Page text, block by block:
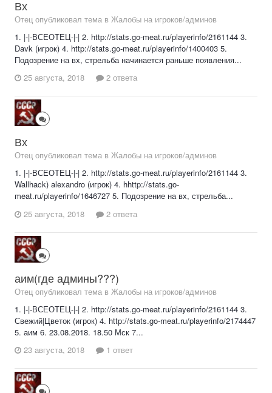
Вх
Отец опубликовал тема в Жалобы на игроков/админов
1. |-|-ВСЕОТЕЦ-|-| 2. http://stats.go-meat.ru/playerinfo/2161144 3.
Davk (игрок) 4. http://stats.go-meat.ru/playerinfo/1400403 5.
Подозрение на вх, стрельба начинается раньше появления...
25 августа, 2018
2 ответа
Вх
Отец опубликовал тема в Жалобы на игроков/админов
1. |-|-ВСЕОТЕЦ-|-| 2. http://stats.go-meat.ru/playerinfo/2161144 3.
Wallhack) alexandro (игрок) 4. hhttp://stats.go-
meat.ru/playerinfo/1646727 5. Подозрение на вх, стрельба...
25 августа, 2018
2 ответа
аим(где админы???)
Отец опубликовал тема в Жалобы на игроков/админов
1. |-|-ВСЕОТЕЦ-|-| 2. http://stats.go-meat.ru/playerinfo/2161144 3.
Свежий|Цветок (игрок) 4. http://stats.go-meat.ru/playerinfo/2174447
5. аим 6. 23.08.2018. 18.50 Мск 7...
23 августа, 2018
1 ответ